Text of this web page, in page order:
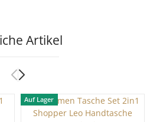
Artikel
Auf Lager